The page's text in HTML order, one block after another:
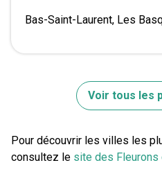
Bas-Saint-Laurent, Les
Voir tous les
Pour découvrir les villes les
consultez le site des Fleurons